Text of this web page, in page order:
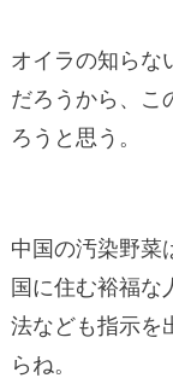
オイラの知らな
だろうから、こ
ろうと思う。
中国の汚染野菜
国に住む裕福な
法なども指示を
らね。